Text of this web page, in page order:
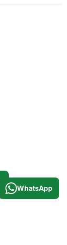
WhatsApp